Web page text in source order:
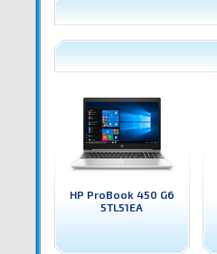
HP ProBook 450 G6
5TL51EA